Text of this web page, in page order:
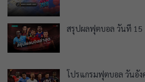
สรุปผลฟุตบอล วันที่ 15
โปรแกรมฟุตบอล วันอัง